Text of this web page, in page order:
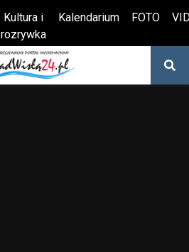
Kultura i
rozrywka
Kalendarium FOTO